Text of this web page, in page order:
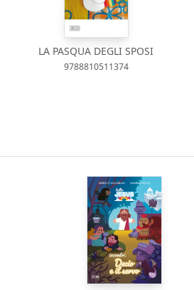
LA PASQUA DEGLI SPOSI
9788810511374